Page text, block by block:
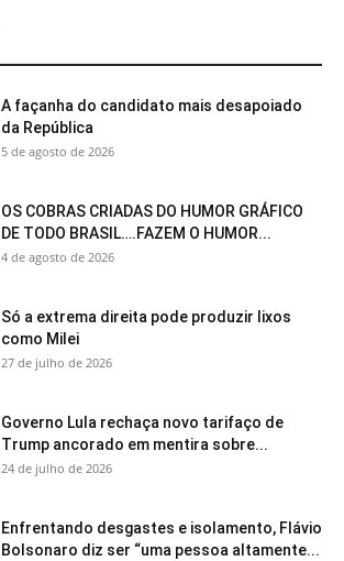
A façanha do candidato mais desapoiado
da República
5 de agosto de 2026
OS COBRAS CRIADAS DO HUMOR GRÁFICO
DE TODO BRASIL….FAZEM O HUMOR...
4 de agosto de 2026
Só a extrema direita pode produzir lixos
como Milei
27 de julho de 2026
Governo Lula rechaça novo tarifaço de
Trump ancorado em mentira sobre...
24 de julho de 2026
Enfrentando desgastes e isolamento, Flávio
Bolsonaro diz ser “uma pessoa altamente...